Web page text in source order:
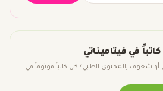
في فيتاميناتي
أو شغوف بالمحتوى الطبي؟ كن كاتباً موثوقاً في